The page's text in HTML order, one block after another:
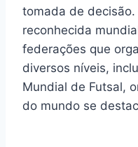
tomada de
reconhecida
federações que
diversos níveis,
Mundial de Futsal,
do mundo se